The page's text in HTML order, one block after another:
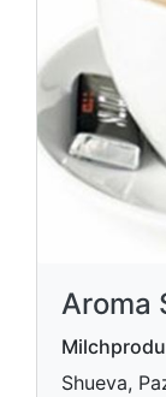
Aroma
Shueva,